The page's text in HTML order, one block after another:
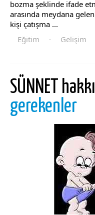
bozma şeklinde ifade
arasında meydana
kişi çatışma ...
Eğitim · Gelişim
SÜNNET
gerekenler